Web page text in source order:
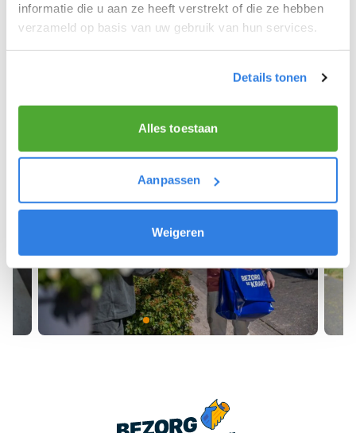
informatie die u aan ze heeft verstrekt of die ze hebben
verzameld op basis van uw gebruik van hun services.
Details tonen
Alles toestaan
Aanpassen
Weigeren
Meld je aan als krantenbezorger!